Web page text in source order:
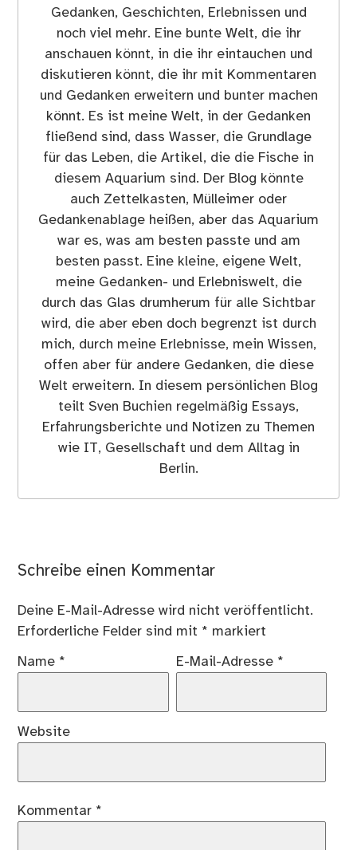
Gedanken, Geschichten, Erlebnissen und
noch viel mehr. Eine bunte Welt, die ihr
anschauen könnt, in die ihr eintauchen und
diskutieren könnt, die ihr mit Kommentaren
und Gedanken erweitern und bunter machen
könnt. Es ist meine Welt, in der Gedanken
fließend sind, dass Wasser, die Grundlage
für das Leben, die Artikel, die die Fische in
diesem Aquarium sind. Der Blog könnte
auch Zettelkasten, Mülleimer oder
Gedankenablage heißen, aber das Aquarium
war es, was am besten passte und am
besten passt. Eine kleine, eigene Welt,
meine Gedanken- und Erlebniswelt, die
durch das Glas drumherum für alle Sichtbar
wird, die aber eben doch begrenzt ist durch
mich, durch meine Erlebnisse, mein Wissen,
offen aber für andere Gedanken, die diese
Welt erweitern. In diesem persönlichen Blog
teilt Sven Buchien regelmäßig Essays,
Erfahrungsberichte und Notizen zu Themen
wie IT, Gesellschaft und dem Alltag in
Berlin.
Schreibe einen Kommentar
Deine E-Mail-Adresse wird nicht veröffentlicht.
Erforderliche Felder sind mit * markiert
Name * E-Mail-Adresse *
Website
Kommentar *